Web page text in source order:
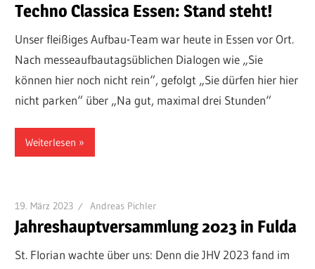
Techno Classica Essen: Stand steht!
Unser fleißiges Aufbau-Team war heute in Essen vor Ort.
Nach messeaufbautagsüblichen Dialogen wie „Sie
können hier noch nicht rein“, gefolgt „Sie dürfen hier hier
nicht parken“ über „Na gut, maximal drei Stunden“
Weiterlesen
19. März 2023 Andreas Pichler
Jahreshauptversammlung 2023 in Fulda
St. Florian wachte über uns: Denn die JHV 2023 fand im